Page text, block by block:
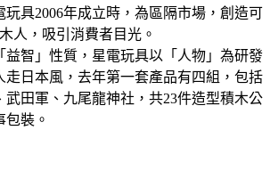
玩具2006年成立時，為區隔市場，創造可
人，吸引消費者目光。
益智」性質，星電玩具以「人物」為研發
走日本風，去年第一套產品有四組，包括
武田軍、九尾龍神社，共23件造型積木公
裝。